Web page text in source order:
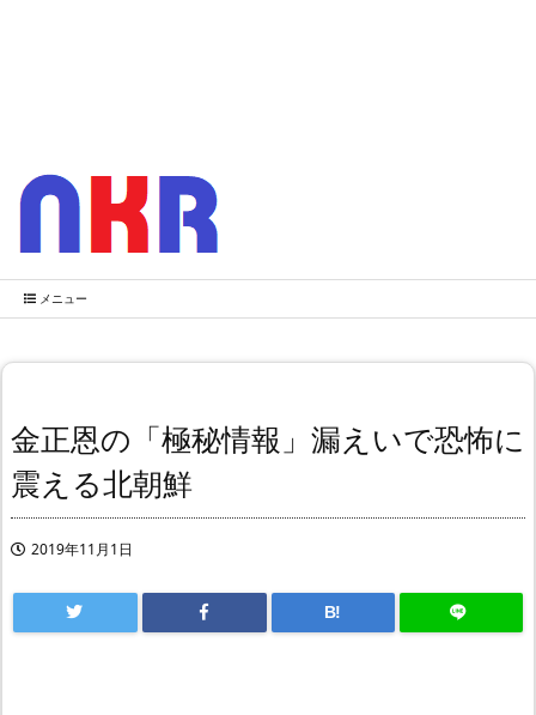
メニュー
金正恩の「極秘情報」漏えいで恐怖に
震える北朝鮮
2019年11月1日
B!